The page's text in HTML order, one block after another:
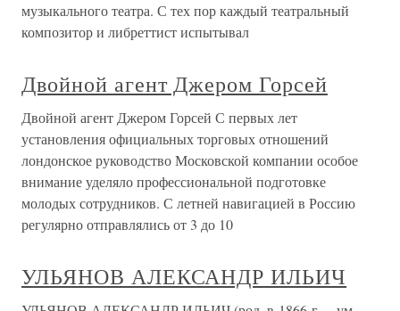
музыкального театра. С тех пор каждый театральный
композитор и либреттист испытывал
Двойной агент Джером Горсей
Двойной агент Джером Горсей С первых лет
установления официальных торговых отношений
лондонское руководство Московской компании особое
внимание уделяло профессиональной подготовке
молодых сотрудников. С летней навигацией в Россию
регулярно отправлялись от 3 до 10
УЛЬЯНОВ АЛЕКСАНДР ИЛЬИЧ